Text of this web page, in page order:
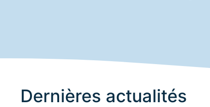
Dernières actualités